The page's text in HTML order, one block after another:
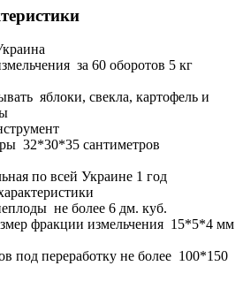
за 60 оборотов 5 кг
яблоки, свекла, картофель и
32*30*35 сантиметров
по всей Украине 1 год
не более 6 дм. куб.
фракции измельчения 15*5*4 мм
под переработку не более 100*150